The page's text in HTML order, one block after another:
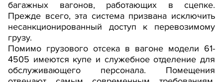
багажных вагонов, работающих в сцепке.
Прежде всего, эта система призвана исключить
несанкционированный доступ к перевозимому
грузу.
Помимо грузового отсека в вагоне модели 61-
4505 имеются купе и служебное отделение для
обслуживающего персонала. Помещения